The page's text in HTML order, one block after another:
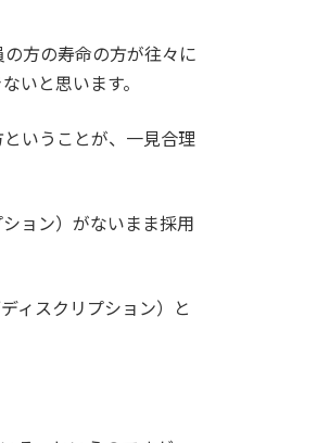
方の寿命の方が往々に
いと思います。
いうことが、一見合理
ョン）がないまま採用
ィスクリプション）と